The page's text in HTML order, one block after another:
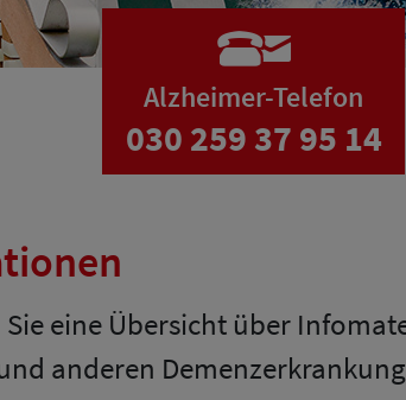
Alzheimer-Telefon
030 259 37 95 14
eine Übersicht über
anderen